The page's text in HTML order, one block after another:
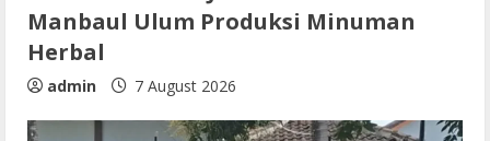
Manbaul Ulum Produksi Minuman
Herbal
admin 7 August 2026